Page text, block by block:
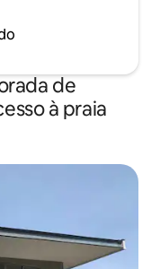
de
à praia